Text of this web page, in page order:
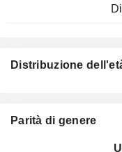
Distribuzione
Parità di genere